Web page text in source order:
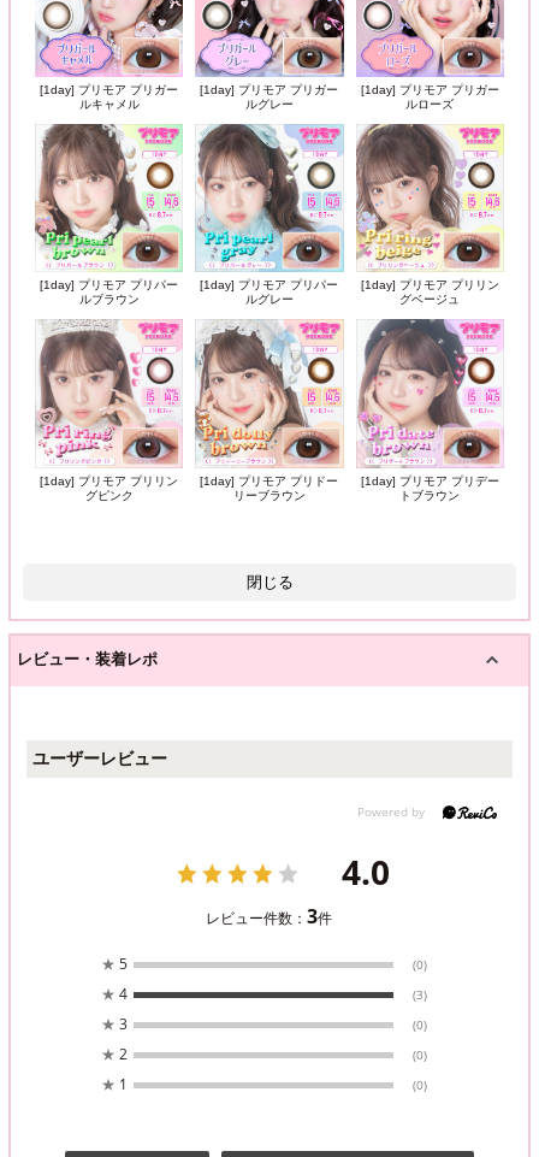
[1day] プリモア プリガー
ルキャメル
[1day] プリモア プリガー
ルグレー
[1day] プリモア プリガー
ルローズ
[1day] プリモア プリパー
ルブラウン
[1day] プリモア プリパー
ルグレー
[1day] プリモア プリリン
グベージュ
[1day] プリモア プリリン
グピンク
[1day] プリモア プリドー
リーブラウン
[1day] プリモア プリデー
トブラウン
閉じる
レビュー・装着レポ
ユーザーレビュー
4.0
レビュー件数：3件
★ 5 (0)
★ 4 (3)
★ 3 (0)
★ 2 (0)
★ 1 (0)